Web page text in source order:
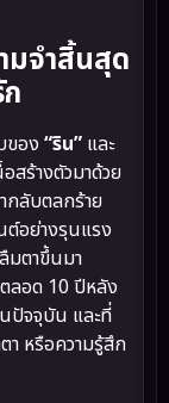
มจำสิ้นสุด
ของ “ริน” และ
สร้างตัวมาด้วย
กลับตลกร้าย
ต์อย่างรุนแรง
มตาขึ้นมา
ลอด 10 ปีหลัง
นปัจจุบัน และที่
า หรือความรู้สึก